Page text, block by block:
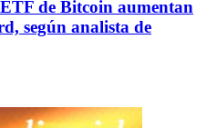
de Bitcoin aumentan
según analista de